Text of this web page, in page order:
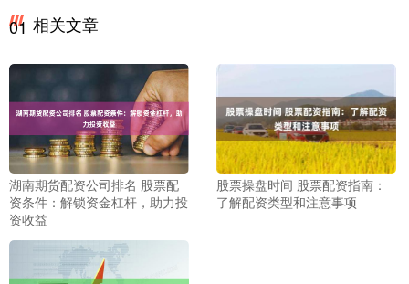
01 相关文章
湖南期货配资公司排名 股票配
资条件：解锁资金杠杆，助力投
资收益
股票操盘时间 股票配资指南：
了解配资类型和注意事项